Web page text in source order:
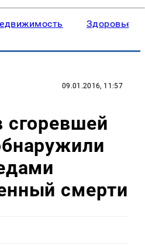
Здоровье
09.01.2016, 11:57
сгоревшей
смерти